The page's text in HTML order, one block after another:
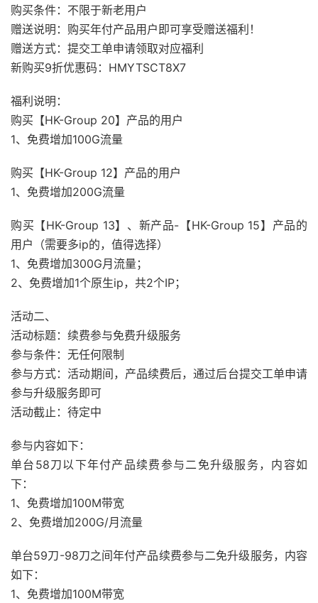
购买条件：不限于新老用户
赠送说明：购买年付产品用户即可享受赠送福利！
赠送方式：提交工单申请领取对应福利
新购买9折优惠码：HMYTSCT8X7
福利说明：
购买【HK-Group 20】产品的用户
1、免费增加100G流量
购买【HK-Group 12】产品的用户
1、免费增加200G流量
购买【HK-Group 13】、新产品-【HK-Group 15】产品的
用户（需要多ip的，值得选择）
1、免费增加300G月流量；
2、免费增加1个原生ip，共2个IP；
活动二、
活动标题：续费参与免费升级服务
参与条件：无任何限制
参与方式：活动期间，产品续费后，通过后台提交工单申请
参与升级服务即可
活动截止：待定中
参与内容如下：
单台58刀以下年付产品续费参与二免升级服务，内容如
下：
1、免费增加100M带宽
2、免费增加200G/月流量
单台59刀-98刀之间年付产品续费参与二免升级服务，内容
如下：
1、免费增加100M带宽